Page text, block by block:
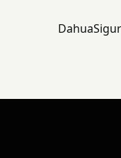
DahuaSigur